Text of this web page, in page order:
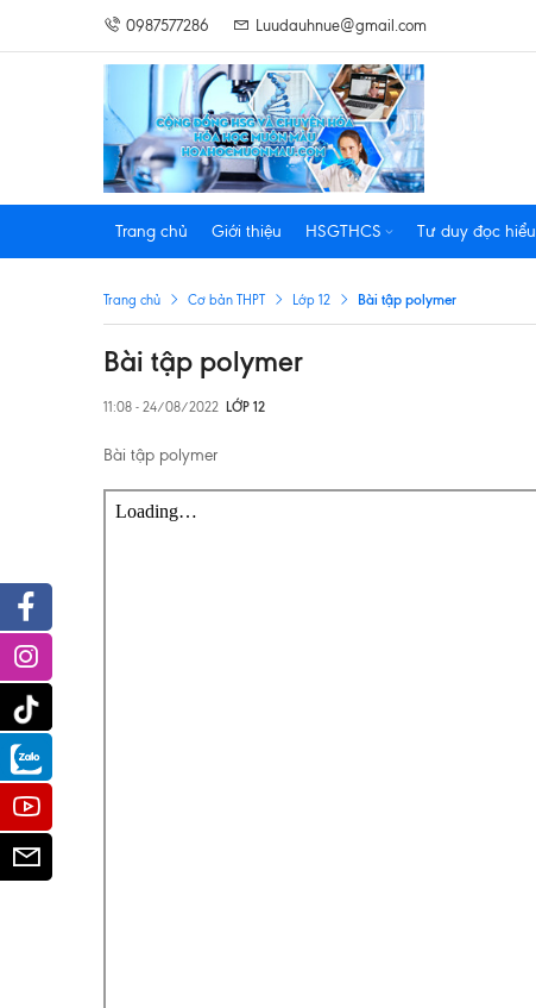
0987577286 Luudauhnue@gmail.com
Trang chủ Giới thiệu HSGTHCS Tư duy đọc hiểu
Trang chủ Cơ bản THPT Lớp 12 Bài tập polymer
Bài tập polymer
11:08 - 24/08/2022 LỚP 12
Bài tập polymer